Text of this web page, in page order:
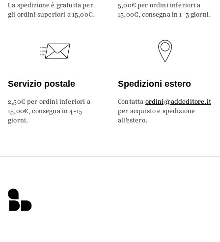
La spedizione è gratuita per
gli ordini superiori a 15,00€.
5,00€ per ordini inferiori a
15,00€, consegna in 1-3 giorni.
Servizio postale
2,50€ per ordini inferiori a
15,00€, consegna in 4-15
giorni.
Spedizioni estero
Contatta ordini@addeditore.it
per acquisto e spedizione
all’estero.